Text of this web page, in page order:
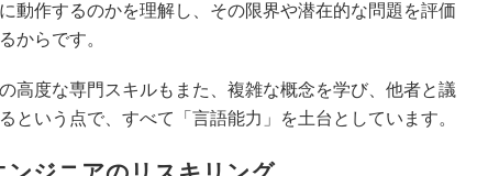
動作するのかを理解し、その限界や潜在的な問題を評価
からです。
高度な専門スキルもまた、複雑な概念を学び、他者と議
という点で、すべて「言語能力」を土台としています。